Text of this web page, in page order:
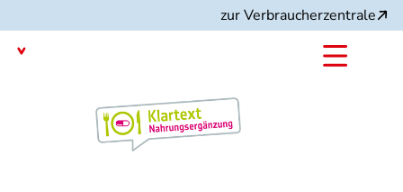
zum
Inhalt
zur Verbraucherzentrale